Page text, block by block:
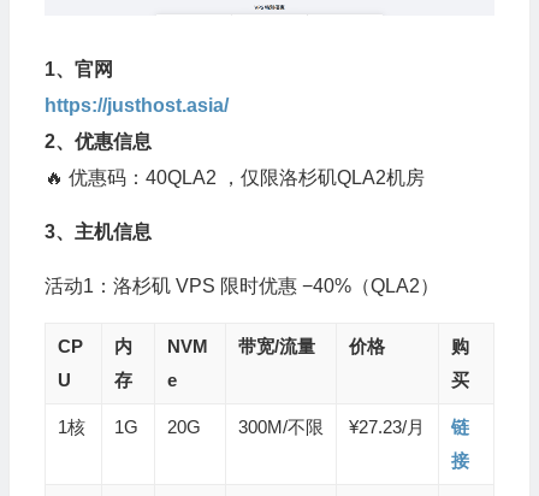
1、官网
https://justhost.asia/
2、优惠信息
🔥 优惠码：40QLA2 ，仅限洛杉矶QLA2机房
3、主机信息
活动1：洛杉矶 VPS 限时优惠 −40%（QLA2）
CP
U
内
存
NVM
e
带宽/流量 价格
购
买
1核 1G 20G 300M/不限 ¥27.23/月
链
接